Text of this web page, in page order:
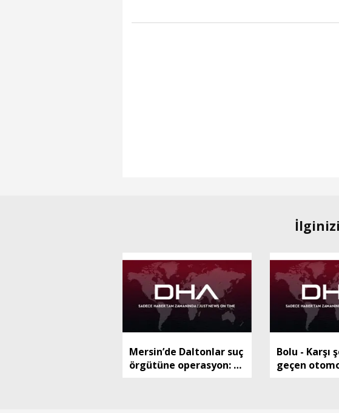
Mersin’de Daltonlar suç
örgütüne operasyon: 6
Bolu - Karşı
geçen